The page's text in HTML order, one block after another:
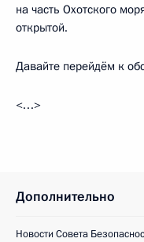
на часть Охотского
открытой.
Давайте перейдём к
<…>
Дополнительно
Новости Совета